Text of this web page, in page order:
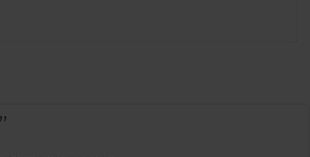
și rapid.